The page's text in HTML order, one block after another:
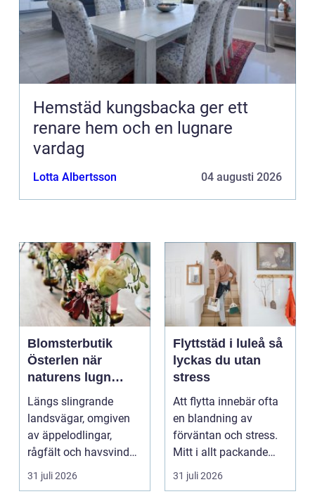
Hemstäd kungsbacka ger ett
renare hem och en lugnare
vardag
Lotta Albertsson 04 augusti 2026
Blomsterbutik
Österlen när
naturens lugn
möter kreativt
hantverk
Längs slingrande
landsvägar, omgiven
av äppelodlingar,
rågfält och havsvindar,
har
blomsterhantverke...
31 juli 2026
Flyttstäd i luleå så
lyckas du utan
stress
Att flytta innebär ofta
en blandning av
förväntan och stress.
Mitt i allt packande
och planerande dy...
31 juli 2026